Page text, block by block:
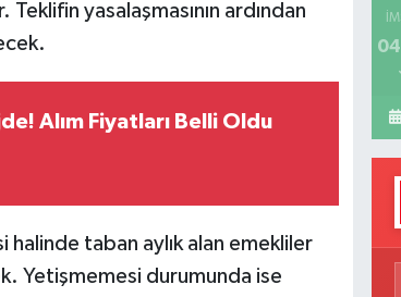
yasalaşmasının ardından
Alım Fiyatları Belli Oldu
taban aylık alan emekliler
Yetişmemesi durumunda ise